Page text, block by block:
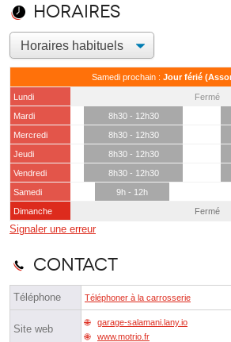
Horaires
Samedi prochain : Jour férié
Lundi
Fermé
Mardi
8h30 - 12h30
Mercredi
8h30 - 12h30
Jeudi
8h30 - 12h30
Vendredi
8h30 - 12h30
Samedi
9h - 12h
Dimanche
Fermé
Signaler une erreur
Contact
Téléphone Téléphoner à la carrosserie
Site web
garage-salamani.lany.io
www.motrio.fr